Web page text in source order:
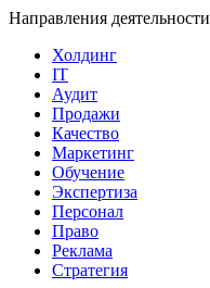
Направления деятельности
Холдинг
IT
Аудит
Продажи
Качество
Маркетинг
Обучение
Экспертиза
Персонал
Право
Реклама
Стратегия